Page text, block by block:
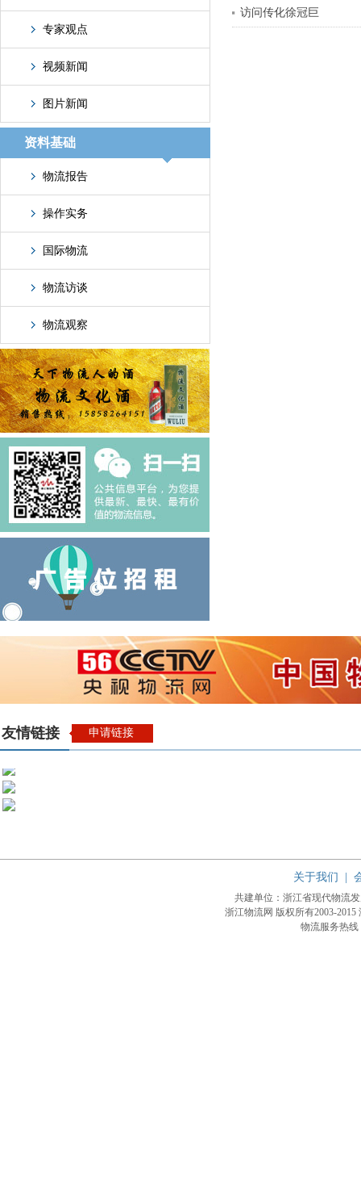
专家观点
视频新闻
图片新闻
资料基础
物流报告
操作实务
国际物流
物流访谈
物流观察
访问传化徐冠巨
友情链接 申请链接
关于我们
共建单位：浙江省现代物流
浙江物流网 版权所有2003-2015
物流服务热线